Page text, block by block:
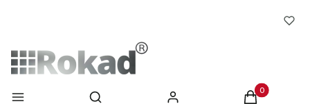
Menu Otwórz wyszukiwarkę
Szukaj Zaloguj się Produkty w
Koszyk